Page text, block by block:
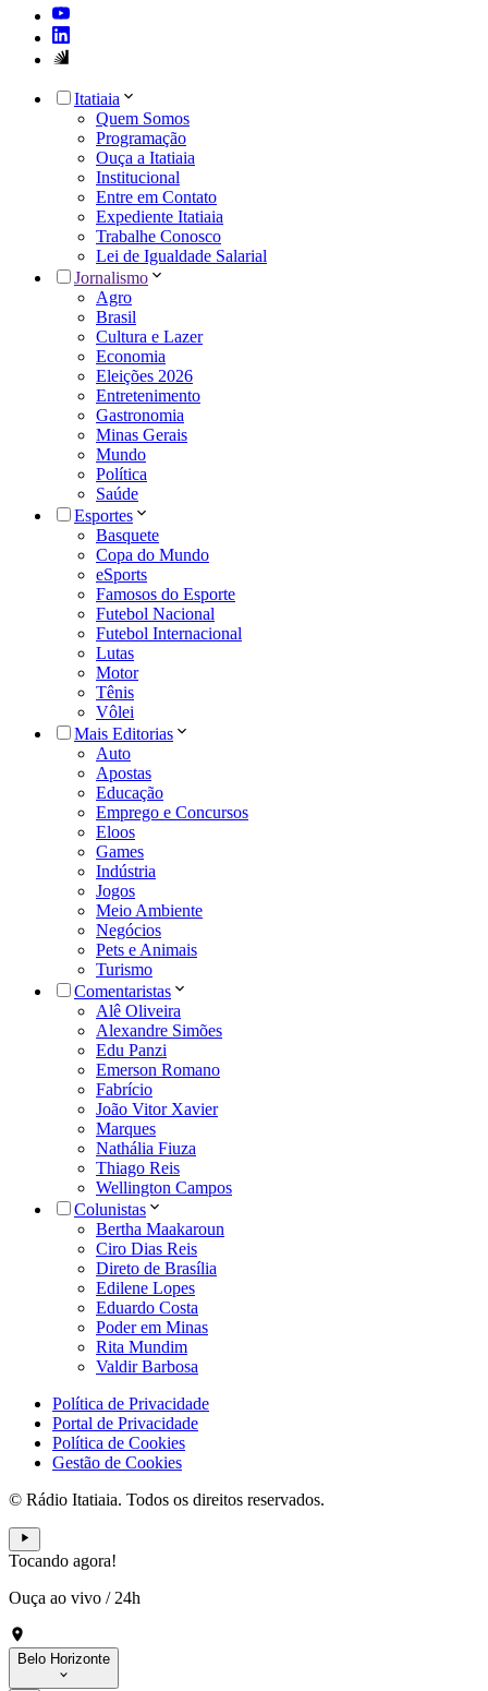
Itatiaia
Quem Somos
Programação
Ouça a Itatiaia
Institucional
Entre em Contato
Expediente Itatiaia
Trabalhe Conosco
Lei de Igualdade Salarial
Jornalismo
Agro
Brasil
Cultura e Lazer
Economia
Eleições 2026
Entretenimento
Gastronomia
Minas Gerais
Mundo
Política
Saúde
Esportes
Basquete
Copa do Mundo
eSports
Famosos do Esporte
Futebol Nacional
Futebol Internacional
Lutas
Motor
Tênis
Vôlei
Mais Editorias
Auto
Apostas
Educação
Emprego e Concursos
Eloos
Games
Indústria
Jogos
Meio Ambiente
Negócios
Pets e Animais
Turismo
Comentaristas
Alê Oliveira
Alexandre Simões
Edu Panzi
Emerson Romano
Fabrício
João Vitor Xavier
Marques
Nathália Fiuza
Thiago Reis
Wellington Campos
Colunistas
Bertha Maakaroun
Ciro Dias Reis
Direto de Brasília
Edilene Lopes
Eduardo Costa
Poder em Minas
Rita Mundim
Valdir Barbosa
Política de Privacidade
Portal de Privacidade
Política de Cookies
Gestão de Cookies
© Rádio Itatiaia. Todos os direitos reservados.
Tocando agora!
Ouça ao vivo / 24h
Belo Horizonte